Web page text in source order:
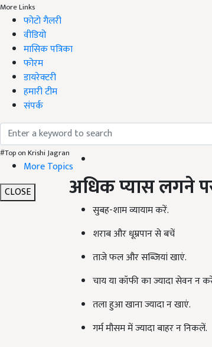
More Links
फोटो गैलरी
वीडियो
मासिक पत्रिका
फोरम
डायरेक्टरी
हमारी टीम
संपर्क
#Top on Krishi Jagran
More Topics
CLOSE
अधिक प्यास लगने
सुबह-शाम व्यायाम करें.
शराब और धूम्रपान से बचें
ताजे फल और सब्जियां खाएं.
चाय या कॉफी का ज्यादा सेवन न
तला हुआ खाना ज्यादा न खाएं.
गर्म मौसम में ज्यादा बाहर न निकलें.